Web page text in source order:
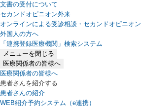
文書の受付について
セカンドオピニオン外来
オンラインによる受診相談・セカンドオピニオン
外国人の方へ
「連携登録医療機関」検索システム
（新しいタブで開きます）
メニューを閉じる
医療関係者の皆様へ
医療関係者の皆様へ
患者さんを紹介する
患者さんの紹介
WEB紹介予約システム（e連携）